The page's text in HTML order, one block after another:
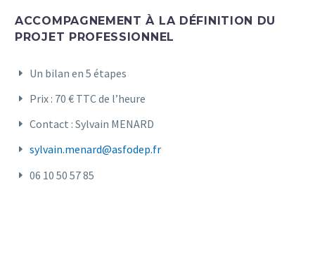
ACCOMPAGNEMENT À LA DÉFINITION DU
PROJET PROFESSIONNEL
Un bilan en 5 étapes
Prix : 70 € TTC de l’heure
Contact : Sylvain MENARD
sylvain.menard@asfodep.fr
06 10 50 57 85